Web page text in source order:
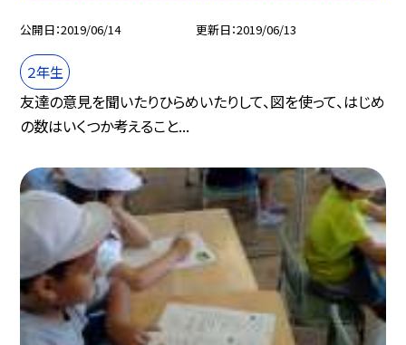
公開日 2019/06/14 更新日 2019/06/13
２年生
友達の意見を聞いたりひらめいたりして、図を使って、はじめ
の数はいくつか考えること...